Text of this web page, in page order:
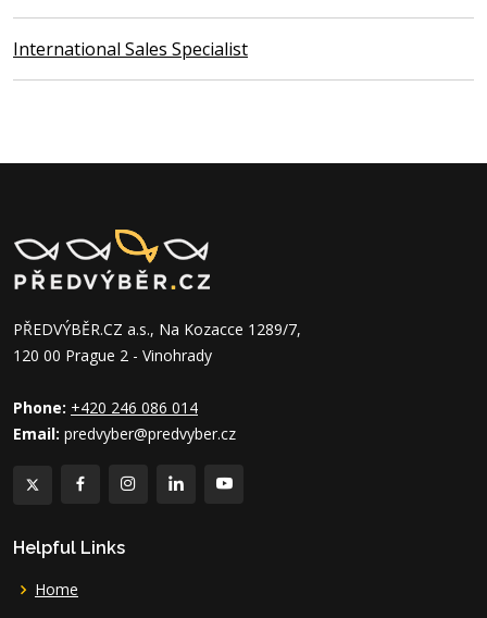
International Sales Specialist
PŘEDVÝBĚR.CZ a.s., Na Kozacce 1289/7,
120 00 Prague 2 - Vinohrady
Phone: +420 246 086 014
Email: predvyber@predvyber.cz
Helpful Links
Home